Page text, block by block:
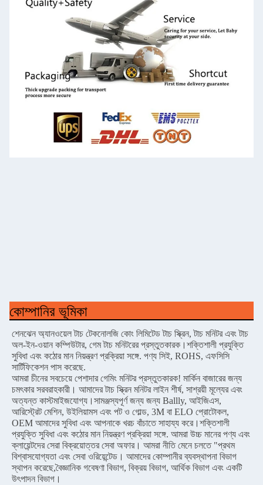
কোম্পানির ভূমিকা
শেনঝেন অ্যানওয়েল টাচ টেকনোলজি কোং লিমিটেড টাচ স্ক্রিন, টাচ মনিটর এবং টাচ
অল-ইন-ওয়ান কম্পিউটার, গেম টাচ মনিটরের প্রস্তুতকারক।শক্তিশালী প্রযুক্তি
সুবিধা এবং কঠোর মান নিয়ন্ত্রণ প্রক্রিয়া সঙ্গে. পণ্য সিই, ROHS, এফসিসি
সার্টিফিকেশন পাস করেছে.
আমরা চীনের সবচেয়ে পেশাদার গেমিং মনিটর প্রস্তুতকারক! মার্কিন বাজারের জন্য
চমৎকার সরবরাহকারী। আমাদের টাচ স্ক্রিন মনিটর লাইন শীর্ষ, সাশ্রয়ী মূল্যের এবং
অত্যন্ত কাস্টমাইজযোগ্য।সামঞ্জস্যপূর্ণ জন্য জন্য Ballly, আইজিএস,
আরিস্ট্রেট মেশিন, উইলিয়ামস এবং পট ও গোল্ড, 3M বা ELO প্রোটোকল,
OEM আমাদের সুবিধা এবং আপনাকে খরচ বাঁচাতে সাহায্য করে।শক্তিশালী
প্রযুক্তি সুবিধা এবং কঠোর মান নিয়ন্ত্রণ প্রক্রিয়া সঙ্গে. আমরা উচ্চ মানের পণ্য এবং
ক্লায়েন্টদের সেরা বিক্রয়োত্তর সেবা অফার। আমরা নীতি মেনে চলতে "প্রথম
বিশ্বাসযোগ্যতা এবং সেবা ওরিয়েন্টেড। আমাদের কোম্পানীর ব্যবস্থাপনা বিভাগ
স্থাপন করেছে,বৈজ্ঞানিক গবেষণা বিভাগ, বিক্রয় বিভাগ, আর্থিক বিভাগ এবং একটি
উৎপাদন বিভাগ।